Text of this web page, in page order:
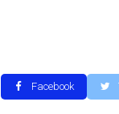
Facebook